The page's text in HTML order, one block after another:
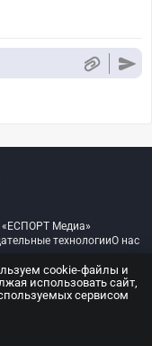
«ЕСПОРТ Медиа»
технологииО нас
защищены
cookie-файлы и
использовать сайт,
сервисом